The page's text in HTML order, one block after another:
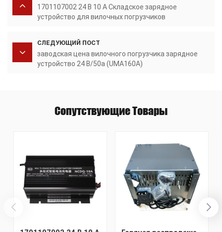
1701107002 24 В 10 А Складское зарядное
устройство для вилочных погрузчиков
СЛЕДУЮЩИЙ ПОСТ
заводская цена вилочного погрузчика зарядное
устройство 24 В/50а (UMA160A)
Сопутствующие Товары